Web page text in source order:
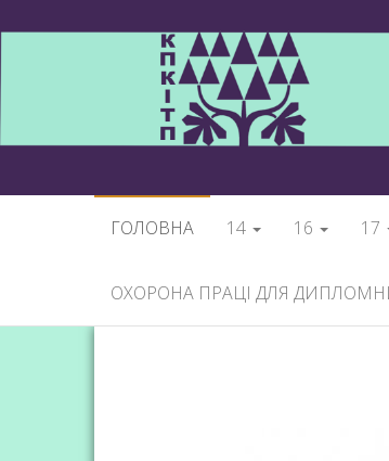
ГОЛОВНА 14 16 17
ОХОРОНА ПРАЦІ ДЛЯ